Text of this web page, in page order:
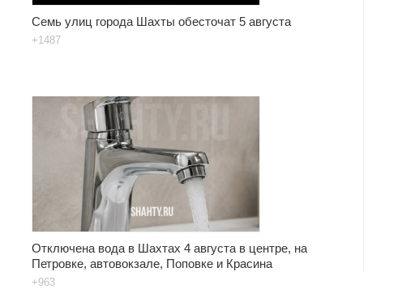
Семь улиц города Шахты обесточат 5 августа
+1487
Отключена вода в Шахтах 4 августа в центре, на
Петровке, автовокзале, Поповке и Красина
+963